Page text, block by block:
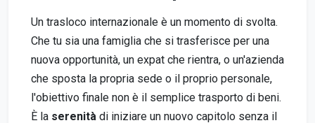
Un trasloco internazionale è un momento di svolta.
Che tu sia una famiglia che si trasferisce per una
nuova opportunità, un expat che rientra, o un'azienda
che sposta la propria sede o il proprio personale,
l'obiettivo finale non è il semplice trasporto di beni.
È la serenità di iniziare un nuovo capitolo senza il